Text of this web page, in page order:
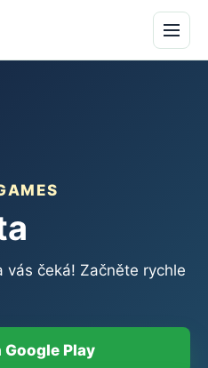
vás čeká! Začněte rychle
Google Play